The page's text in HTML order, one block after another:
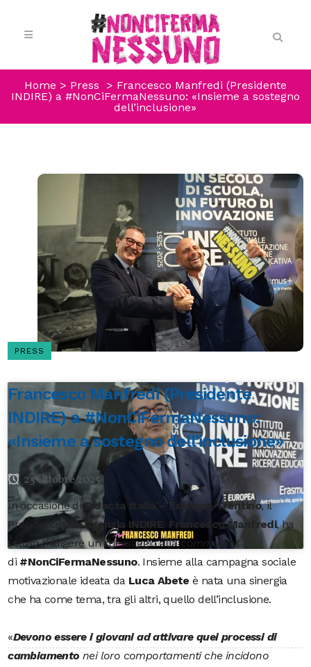
Home > Press > Francesco Manfredi (Presidente
INDIRE) a #NonCiFermaNessuno: «Insieme a sostegno
dell’inclusione»
PRESS
Francesco Manfredi (Presidente
INDIRE) a #NonCiFermaNessuno:
«Insieme a sostegno dell’inclusione»
23 Ottobre 2025
In occasione diDidacta Italia – Edizione Trentino, il
Presidente dell’Agenzia INDIRE Francesco Manfredi, ha
voluto rivolgere un messaggio allacommunity
di #NonCiFermaNessuno. Insieme alla campagna sociale
motivazionale ideata da Luca Abeteè nata una sinergia
che ha come tema, tra gli altri, quello dell’inclusione.
«Devono essere i giovani ad attivare quei processi di
cambiamento nei loro comportamenti che incidono